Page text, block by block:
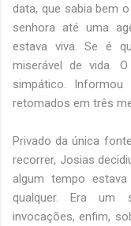
data, que sabia bem
senhora até uma
estava viva. Se é
miserável de vida.
simpático.
retomados em três
Privado da única
recorrer, Josias
algum tempo
qualquer. Era um
invocações, enfim,